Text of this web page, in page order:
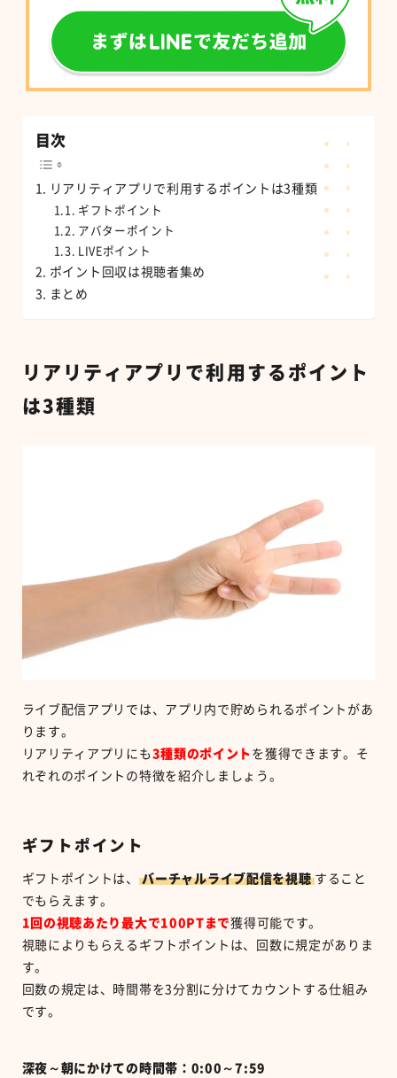
目次
リアリティアプリで利用するポイントは3種類
ギフトポイント
アバターポイント
LIVEポイント
ポイント回収は視聴者集め
まとめ
リアリティアプリで利用するポイント
は3種類
ライブ配信アプリでは、アプリ内で貯められるポイントがあ
ります。
リアリティアプリにも 3種類のポイント を獲得できます。そ
れぞれのポイントの特徴を紹介しましょう。
ギフトポイント
ギフトポイントは、 バーチャルライブ配信を視聴 すること
でもらえます。
1 回の視聴あたり最大で100PT まで獲得可能です。
視聴によりもらえるギフトポイントは、回数に規定がありま
す。
回数の規定は、時間帯を 3分割に分けてカウントする仕組み
です。
深夜～朝にかけての時間帯：0:00～7:59